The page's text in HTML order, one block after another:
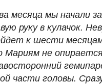
месяца мы начали
руку в кулачок.
к шести
Мариям не
части головы.